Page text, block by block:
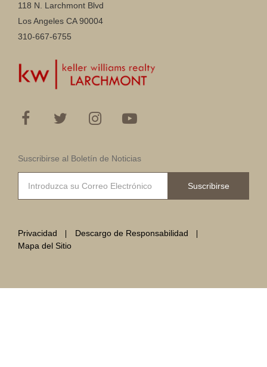
118 N. Larchmont Blvd
Los Angeles CA 90004
310-667-6755
Suscribirse al Boletín de Noticias
Suscribirse
Privacidad
Descargo de Responsabilidad
Mapa del Sitio